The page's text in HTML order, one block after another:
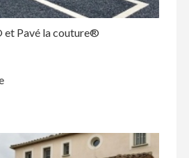
et Pavé la couture®